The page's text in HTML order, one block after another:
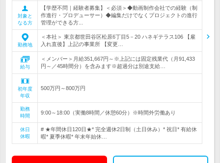
対象と
なる方
【学歴不問｜経験者募集】＜必須＞◆動画制作会社での経験（制
作進行・プロデューサー）◆編集だけでなくプロジェクトの進行
管理ができる方...
勤務地
＜本社＞ 東京都世田谷区松原6丁目5－20 ハネギテラス106 【雇
入れ直後】上記の事業所 【変更…
給与
＜メンバー＞月給351,667円～※上記には固定残業代（月91,433
円～／45時間分）を含みます※超過分は別途支給…
初年度
年収
500万円～800万円
勤務
時間
9:00～18:00（実働8時間／休憩60分）※時間外労働あり
休日
休暇
# ★年間休日120日★* 完全週休2日制（土日休み）* 祝日* 有給休
暇* 夏季休暇* 年末年始休…